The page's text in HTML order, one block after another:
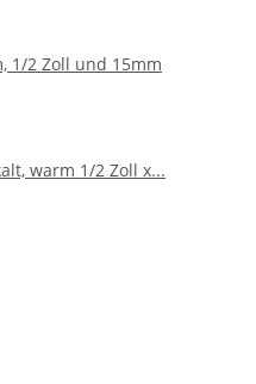
1/2 Zoll und 15mm